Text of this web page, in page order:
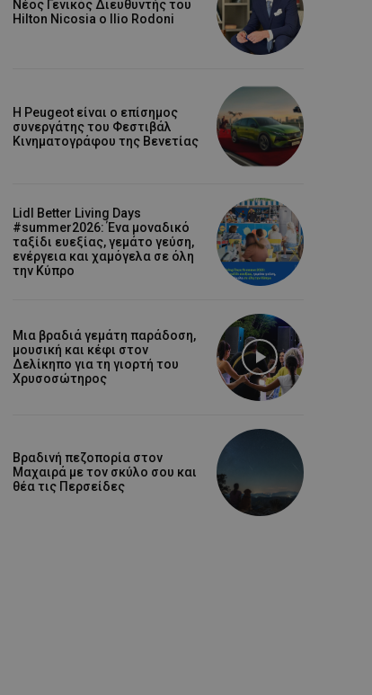
Νέος Γενικός Διευθυντής του
Hilton Nicosia ο Ilio Rodoni
Η Peugeot είναι ο επίσημος
συνεργάτης του Φεστιβάλ
Κινηματογράφου της Βενετίας
Lidl Better Living Days
#summer2026: Ένα μοναδικό
ταξίδι ευεξίας, γεμάτο γεύση,
ενέργεια και χαμόγελα σε όλη
την Κύπρο
Μια βραδιά γεμάτη παράδοση,
μουσική και κέφι στον
Δελίκηπο για τη γιορτή του
Χρυσοσώτηρος
Βραδινή πεζοπορία στον
Μαχαιρά με τον σκύλο σου και
θέα τις Περσείδες